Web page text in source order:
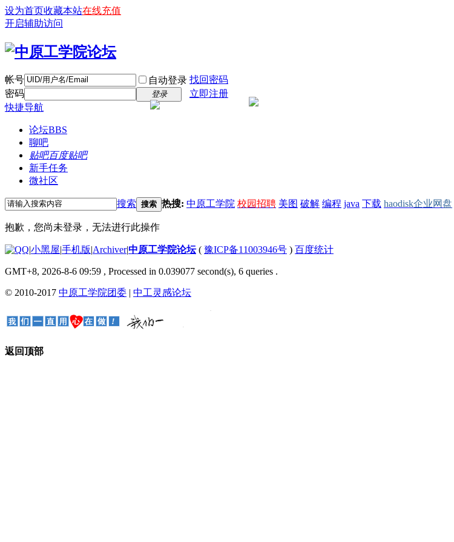
设为首页收藏本站在线充值
开启辅助访问
帐号 自动登录 找回密码
密码
登录
立即注册
快捷导航
论坛BBS
聊吧
贴吧百度贴吧
新手任务
微社区
搜索 搜索 热搜: 中原工学院 校园招聘 美图 破解 编程 java 下载 haodisk企业网盘
抱歉，您尚未登录，无法进行此操作
|小黑屋|手机版|Archiver|中原工学院论坛( 豫ICP备11003946号 ) 百度统计
GMT+8, 2026-8-6 09:59 , Processed in 0.039077 second(s), 6 queries .
© 2010-2017 中原工学院团委 | 中工灵感论坛
返回顶部